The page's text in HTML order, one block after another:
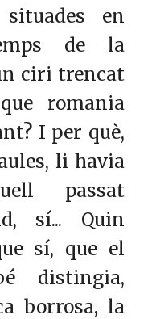
en
de la
ciri trencat
romania
I per què,
li havia
passat
sí... Quin
sí, que el
distingia,
borrosa, la